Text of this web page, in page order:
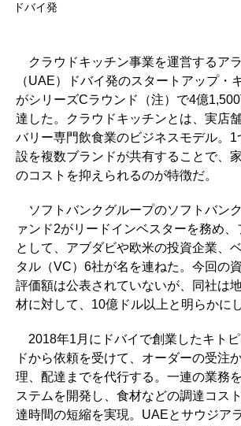
ドバイ発
クラウドキッチン事業を運営するア
（UAE）ドバイ発のスタートアップ・
がシリーズCラウンド（注）で4億
達した。クラウドキッチンとは、実店
バリー専門飲食業のビジネスモデル。
設を複数ブランドが共有することで、
のコストを抑えられるのが特徴だ。
ソフトバンクグループのソフトバン
ァンド2がリードインベスターを務め
として、アブダビや欧米の投資企業、
タル（VC）6社が名を連ねた。今回の
評価額は公表されていないが、同社は
材に対して、10億ドル以上と明らかに
2018年1月にドバイで創業したキト
ドから依頼を受けて、オーダーの受注
理、配達までを代行する。一連の業務
ステムを開発し、食材などの調達コス
達時間の短縮を実現。UAEとサウジア